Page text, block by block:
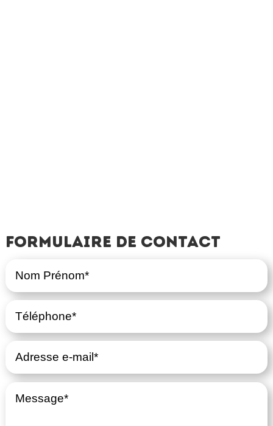
Formulaire de contact